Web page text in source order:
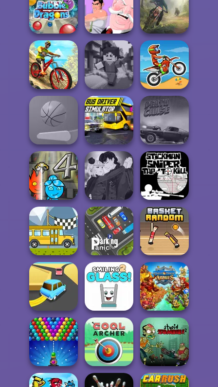
Om Nom Run Duck Hunter
Sharkosaurus
Rampage
Bubble Dragons The Office Guy Moto Maniac 3
MX Offroad
Mountain Bike
Minicraft Moto X3M
Flipper Dunk 3D
Bus Driver
Simulator
Death Chase
Fata apa si
baiatul foc 4
Manga Creator
Vampire Hunter
P...
Stickman Sniper:
Tap to Kill
Bus Rally Parking Panic Basket Random
Turn Turn Smiling Glass 2
Might & Magic
Armies